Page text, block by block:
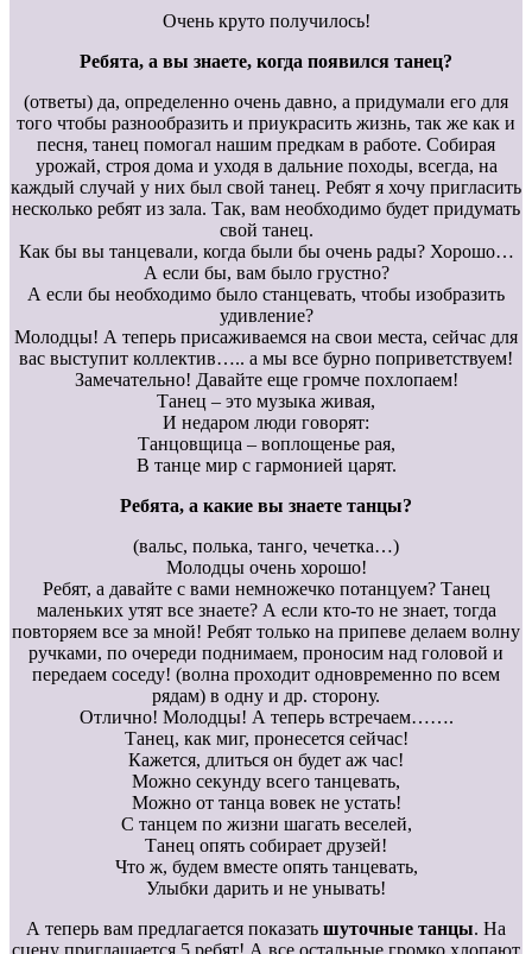
Очень круто получилось!
Ребята, а вы знаете, когда появился танец?
(ответы) да, определенно очень давно, а придумали его для
того чтобы разнообразить и приукрасить жизнь, так же как и
песня, танец помогал нашим предкам в работе. Собирая
урожай, строя дома и уходя в дальние походы, всегда, на
каждый случай у них был свой танец. Ребят я хочу пригласить
несколько ребят из зала. Так, вам необходимо будет придумать
свой танец.
Как бы вы танцевали, когда были бы очень рады? Хорошо…
А если бы, вам было грустно?
А если бы необходимо было станцевать, чтобы изобразить
удивление?
Молодцы! А теперь присаживаемся на свои места, сейчас для
вас выступит коллектив….. а мы все бурно поприветствуем!
Замечательно! Давайте еще громче похлопаем!
Танец – это музыка живая,
И недаром люди говорят:
Танцовщица – воплощенье рая,
В танце мир с гармонией царят.
Ребята, а какие вы знаете танцы?
(вальс, полька, танго, чечетка…)
Молодцы очень хорошо!
Ребят, а давайте с вами немножечко потанцуем? Танец
маленьких утят все знаете? А если кто-то не знает, тогда
повторяем все за мной! Ребят только на припеве делаем волну
ручками, по очереди поднимаем, проносим над головой и
передаем соседу! (волна проходит одновременно по всем
рядам) в одну и др. сторону.
Отлично! Молодцы! А теперь встречаем…….
Танец, как миг, пронесется сейчас!
Кажется, длиться он будет аж час!
Можно секунду всего танцевать,
Можно от танца вовек не устать!
С танцем по жизни шагать веселей,
Танец опять собирает друзей!
Что ж, будем вместе опять танцевать,
Улыбки дарить и не унывать!
А теперь вам предлагается показать шуточные танцы. На